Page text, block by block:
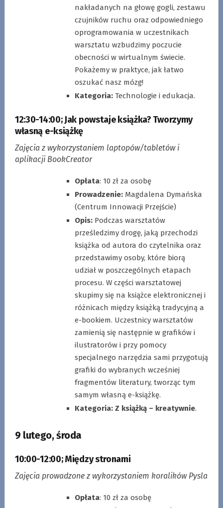
nakładanych na głowę gogli, zestawu
czujników ruchu oraz odpowiedniego
oprogramowania w uczestnikach
warsztatu wzbudzimy poczucie
obecności w wirtualnym świecie.
Pokażemy w praktyce, jak łatwo
oszukać nasz mózg!
Kategoria:Technologie i edukacja.
12:30-14:00;Jak powstaje książka? Tworzymy
własną e-książkę
Zajęcia z wykorzystaniem laptopów/tabletów i
aplikacji BookCreator
Opłata: 10 zł za osobę
Prowadzenie:Magdalena Dymańska
(Centrum Innowacji Przejście)
Opis:Podczas warsztatów
prześledzimy drogę, jaką przechodzi
książka od autora do czytelnika oraz
przedstawimy osoby, które biorą
udział w poszczególnych etapach
procesu. W części warsztatowej
skupimy się na książce elektronicznej i
różnicach między książką tradycyjną a
e-bookiem. Uczestnicy warsztatów
zamienią się następnie w grafików i
ilustratorów i przy pomocy
specjalnego narzędzia sami przygotują
grafiki do wybranych wcześniej
fragmentów literatury, tworząc tym
samym własną e-książkę.
Kategoria: Z książką – kreatywnie.
9 lutego, środa
10:00-12:00;Między stronami
Zajęcia prowadzone z wykorzystaniem koralików Pysla
Opłata: 10 zł za osobę